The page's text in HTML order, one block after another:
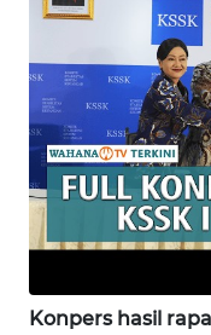
Konpers hasil
CIANJUR
WN
KEPULAUAN
SERIBU
WN
TANGERANG